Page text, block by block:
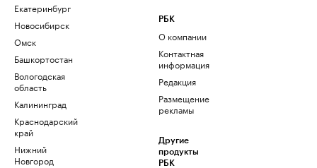
Екатеринбург
Новосибирск
Омск
Башкортостан
Вологодская
область
Калининград
Краснодарский
край
Нижний
Новгород
РБК
О компании
Контактная
информация
Редакция
Размещение
рекламы
Другие
продукты
РБК